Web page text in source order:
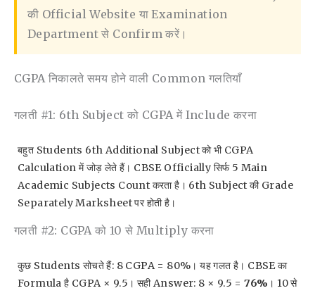
की Official Website या Examination
Department से Confirm करें।
CGPA निकालते समय होने वाली Common गलतियाँ
गलती #1: 6th Subject को CGPA में Include करना
बहुत Students 6th Additional Subject को भी CGPA
Calculation में जोड़ लेते हैं। CBSE Officially सिर्फ 5 Main
Academic Subjects Count करता है। 6th Subject की Grade
Separately Marksheet पर होती है।
गलती #2: CGPA को 10 से Multiply करना
कुछ Students सोचते हैं: 8 CGPA = 80%। यह गलत है। CBSE का
Formula है CGPA × 9.5। सही Answer: 8 × 9.5 =76% । 10 से